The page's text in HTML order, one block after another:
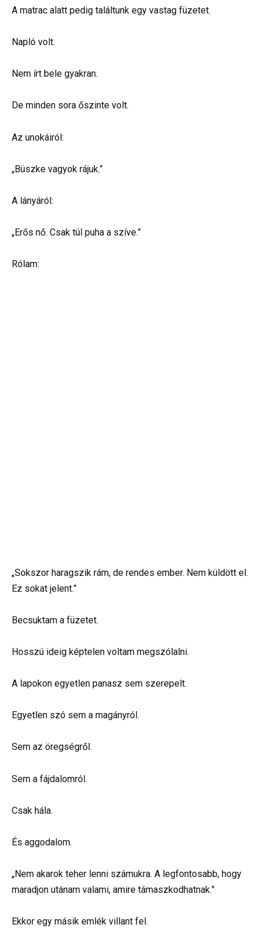
A matrac alatt pedig találtunk egy vastag füzetet.
Napló volt.
Nem írt bele gyakran.
De minden sora őszinte volt.
Az unokáiról:
„Büszke vagyok rájuk.”
A lányáról:
„Erős nő. Csak túl puha a szíve.”
Rólam:
„Sokszor haragszik rám, de rendes ember. Nem küldött el.
Ez sokat jelent.”
Becsuktam a füzetet.
Hosszú ideig képtelen voltam megszólalni.
A lapokon egyetlen panasz sem szerepelt.
Egyetlen szó sem a magányról.
Sem az öregségről.
Sem a fájdalomról.
Csak hála.
És aggodalom.
„Nem akarok teher lenni számukra. A legfontosabb, hogy
maradjon utánam valami, amire támaszkodhatnak.”
Ekkor egy másik emlék villant fel.